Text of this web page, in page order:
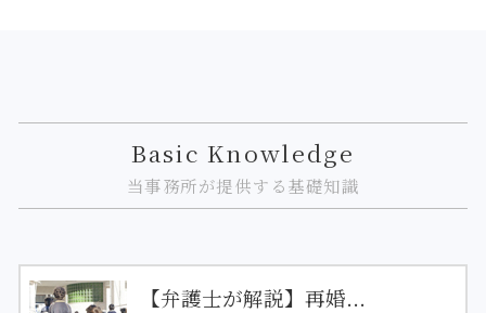
Basic Knowledge
当事務所が提供する基礎知識
【弁護士が解説】再婚...